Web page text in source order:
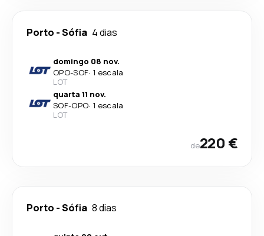
Porto -Sófia 4 dias
domingo 08 nov.
OPO-SOF· 1 escala
LOT
quarta 11 nov.
SOF-OPO· 1 escala
LOT
de220 €
Porto -Sófia 8 dias